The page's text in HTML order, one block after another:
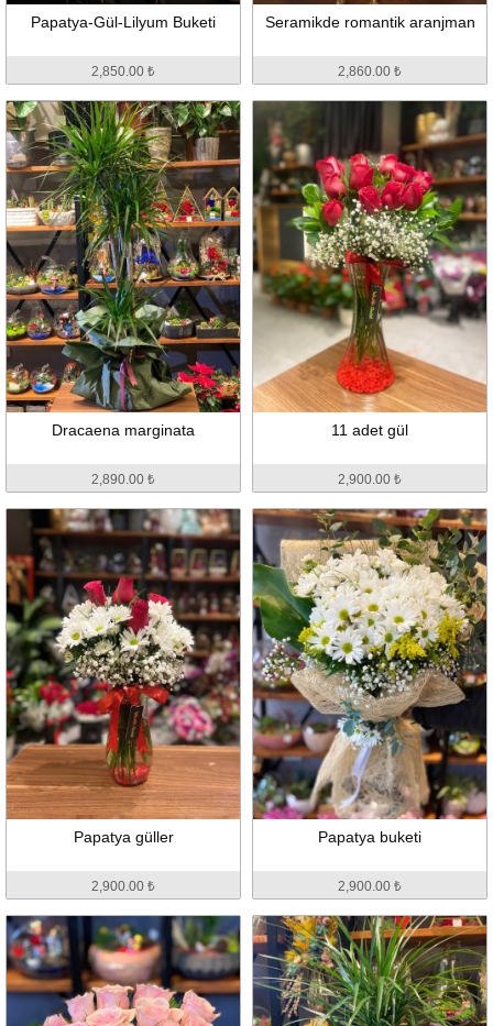
Papatya-Gül-Lilyum Buketi
2,850.00 ₺
Seramikde romantik aranjman
2,860.00 ₺
Dracaena marginata
2,890.00 ₺
11 adet gül
2,900.00 ₺
Papatya güller
2,900.00 ₺
Papatya buketi
2,900.00 ₺